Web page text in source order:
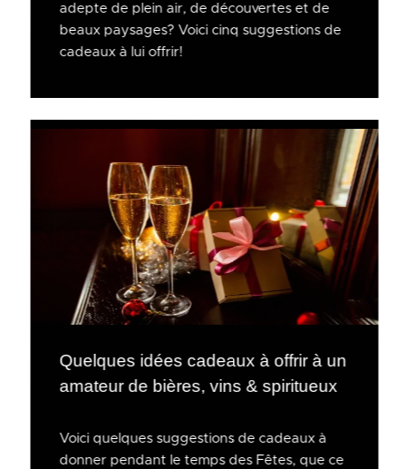
adepte de plein air, de découvertes et de
beaux paysages? Voici cinq suggestions de
cadeaux à lui offrir!
Quelques idées cadeaux à offrir à un
amateur de bières, vins & spiritueux
Voici quelques suggestions de cadeaux à
donner pendant le temps des Fêtes, que ce